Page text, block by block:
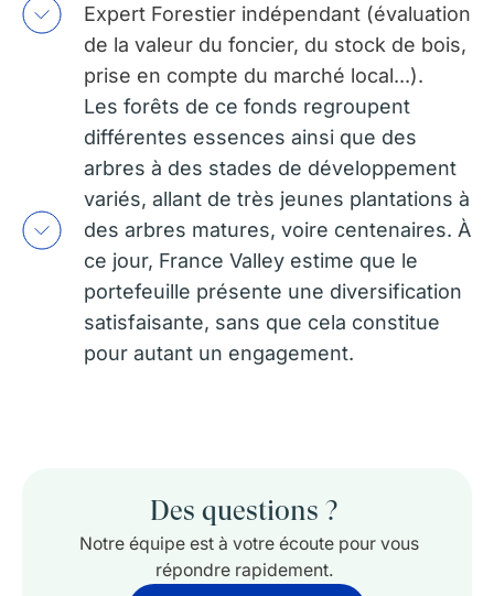
Expert Forestier indépendant (évaluation
de la valeur du foncier, du stock de bois,
prise en compte du marché local...).
Les forêts de ce fonds regroupent
différentes essences ainsi que des
arbres à des stades de développement
variés, allant de très jeunes plantations à
des arbres matures, voire centenaires. À
ce jour, France Valley estime que le
portefeuille présente une diversification
satisfaisante, sans que cela constitue
pour autant un engagement.
Des questions ?
Notre équipe est à votre écoute pour vous
répondre rapidement.